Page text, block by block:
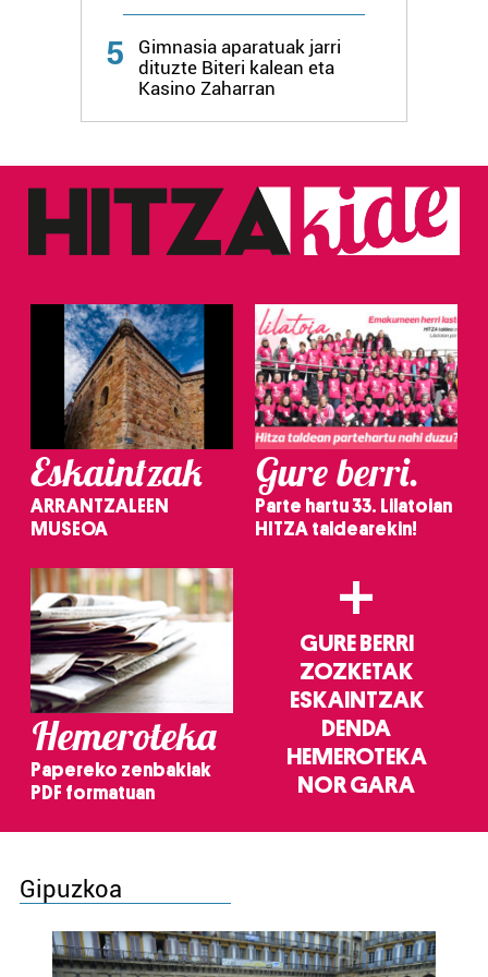
Webgune honek cookie propioak eta hirugarrenen cookie-
fitxategiak erabiltzen ditu. Zure esperientzia eta
zerbitzuak hobetzeko asmoz, cookie teknologiaz
baliatzen gara. Ohar hau onartuz gero, teknologia hori
erabiltzeko baimen esplizitua ematen diguzu.Gehiago
5
Gimnasia aparatuak jarri
dituzte Biteri kalean eta
Kasino Zaharran
Eskaintzak
ARRANTZALEEN
MUSEOA
Gure berri.
Parte hartu 33. Lilatoian
HITZA taldearekin!
Hemeroteka
Papereko zenbakiak
PDF formatuan
+
GURE BERRI
ZOZKETAK
ESKAINTZAK
DENDA
HEMEROTEKA
NOR GARA
Gipuzkoa